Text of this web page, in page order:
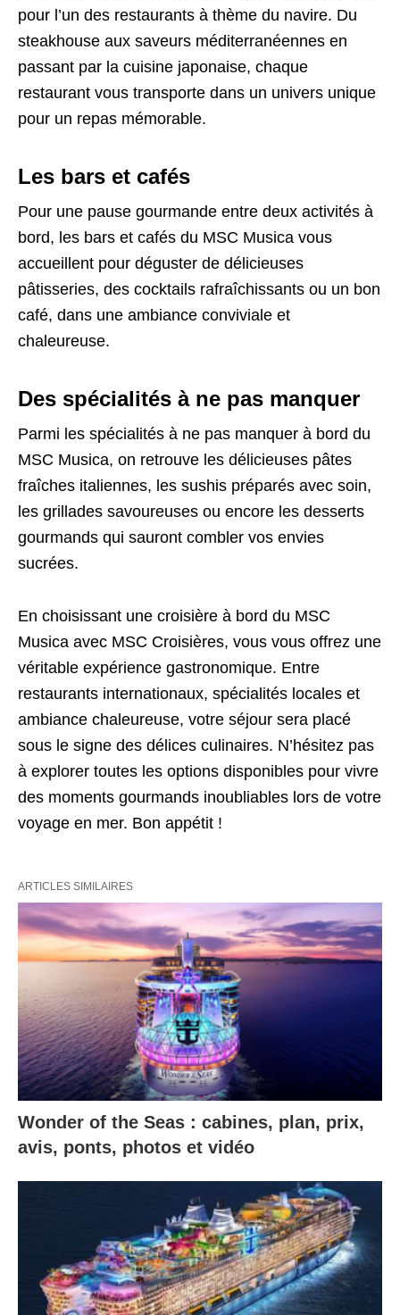
pour l’un des restaurants à thème du navire. Du
steakhouse aux saveurs méditerranéennes en
passant par la cuisine japonaise, chaque
restaurant vous transporte dans un univers unique
pour un repas mémorable.
Les bars et cafés
Pour une pause gourmande entre deux activités à
bord, les bars et cafés du MSC Musica vous
accueillent pour déguster de délicieuses
pâtisseries, des cocktails rafraîchissants ou un bon
café, dans une ambiance conviviale et
chaleureuse.
Des spécialités à ne pas manquer
Parmi les spécialités à ne pas manquer à bord du
MSC Musica, on retrouve les délicieuses pâtes
fraîches italiennes, les sushis préparés avec soin,
les grillades savoureuses ou encore les desserts
gourmands qui sauront combler vos envies
sucrées.
En choisissant une croisière à bord du MSC
Musica avec MSC Croisières, vous vous offrez une
véritable expérience gastronomique. Entre
restaurants internationaux, spécialités locales et
ambiance chaleureuse, votre séjour sera placé
sous le signe des délices culinaires. N’hésitez pas
à explorer toutes les options disponibles pour vivre
des moments gourmands inoubliables lors de votre
voyage en mer. Bon appétit !
ARTICLES SIMILAIRES
Wonder of the Seas : cabines, plan, prix,
avis, ponts, photos et vidéo